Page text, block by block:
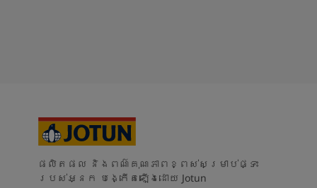
ផលិតផល និងពណ៌គុណភាពខ្ពស់សម្រាប់ផ្ទះ
របស់អ្នក បង្កើតឡើងដោយ Jotun